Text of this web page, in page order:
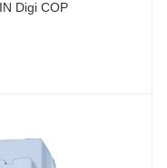
Digi COP